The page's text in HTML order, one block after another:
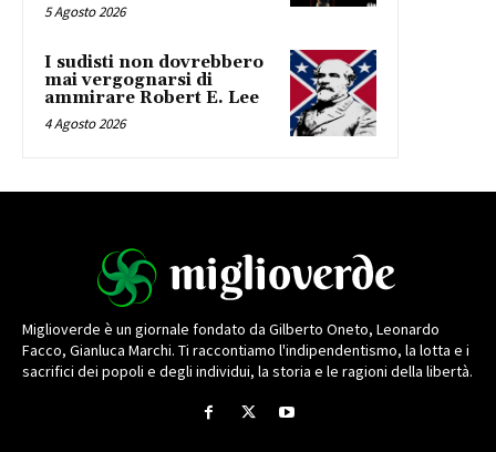
5 Agosto 2026
I sudisti non dovrebbero
mai vergognarsi di
ammirare Robert E. Lee
4 Agosto 2026
Miglioverde è un giornale fondato da Gilberto Oneto, Leonardo
Facco, Gianluca Marchi. Ti raccontiamo l'indipendentismo, la lotta e i
sacrifici dei popoli e degli individui, la storia e le ragioni della libertà.